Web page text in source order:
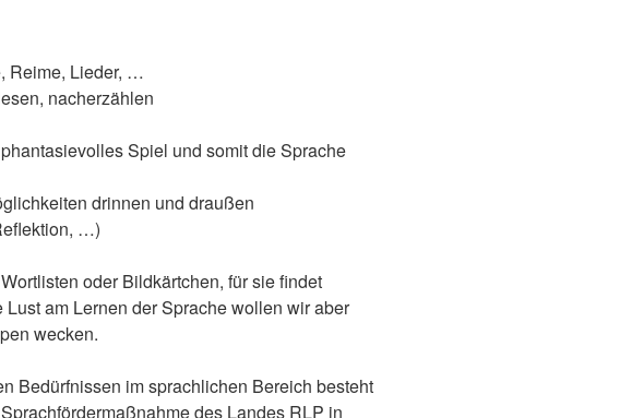
Reime, Lieder, …
nacherzählen
Spiel und somit die Sprache
drinnen und draußen
…)
oder Bildkärtchen, für sie findet
am Lernen der Sprache wollen wir aber
wecken.
Bedürfnissen im sprachlichen Bereich besteht
des Landes RLP in